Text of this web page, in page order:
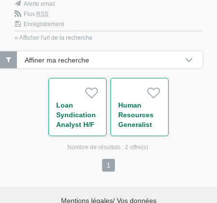
Alerte email
Flux RSS
Enregistrement
» Afficher l'url de la recherche
Loan
Syndication
Analyst H/F
Human
Resources
Generalist
Affiner ma recherche
Nombre de résultats : 2 offre(s)
1
Mentions légales/ Vos données